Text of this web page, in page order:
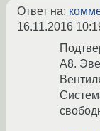
Ответ на:
16.11.2016
A8.